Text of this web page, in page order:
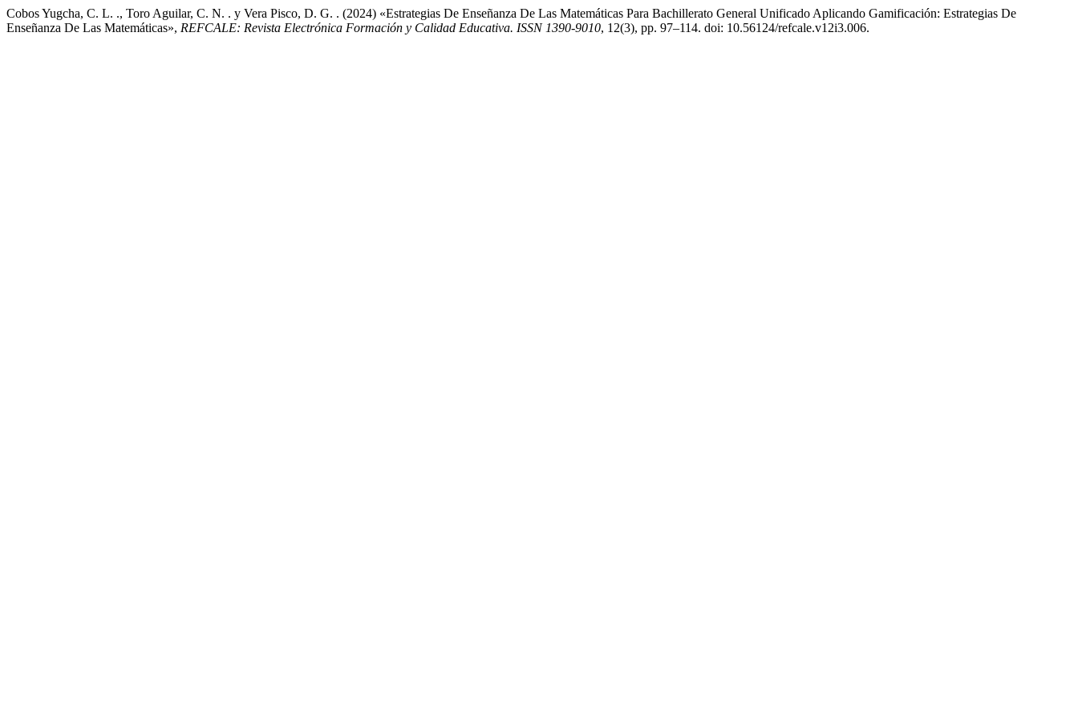
Cobos Yugcha, C. L. ., Toro Aguilar, C. N. . y Vera Pisco, D. G. . (2024) «Estrategias De Enseñanza De Las Matemáticas Para Bachillerato General Unificado Aplicando Gamificación: Estrategias De
Enseñanza De Las Matemáticas», REFCALE: Revista Electrónica Formación y Calidad Educativa. ISSN 1390-9010, 12(3), pp. 97–114. doi: 10.56124/refcale.v12i3.006.